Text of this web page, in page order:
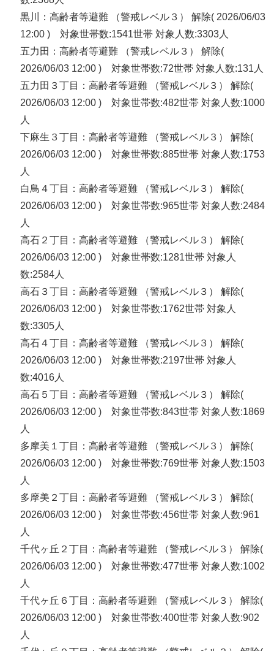
黒川：高齢者等避難 （警戒レベル３） 解除( 2026/06/03
12:00 ) 対象世帯数:1541世帯 対象人数:3303人
五力田：高齢者等避難 （警戒レベル３） 解除(
2026/06/03 12:00 ) 対象世帯数:72世帯 対象人数:131人
五力田３丁目：高齢者等避難 （警戒レベル３） 解除(
2026/06/03 12:00 ) 対象世帯数:482世帯 対象人数:1000
人
下麻生３丁目：高齢者等避難 （警戒レベル３） 解除(
2026/06/03 12:00 ) 対象世帯数:885世帯 対象人数:1753
人
白鳥４丁目：高齢者等避難 （警戒レベル３） 解除(
2026/06/03 12:00 ) 対象世帯数:965世帯 対象人数:2484
人
高石２丁目：高齢者等避難 （警戒レベル３） 解除(
2026/06/03 12:00 ) 対象世帯数:1281世帯 対象人
数:2584人
高石３丁目：高齢者等避難 （警戒レベル３） 解除(
2026/06/03 12:00 ) 対象世帯数:1762世帯 対象人
数:3305人
高石４丁目：高齢者等避難 （警戒レベル３） 解除(
2026/06/03 12:00 ) 対象世帯数:2197世帯 対象人
数:4016人
高石５丁目：高齢者等避難 （警戒レベル３） 解除(
2026/06/03 12:00 ) 対象世帯数:843世帯 対象人数:1869
人
多摩美１丁目：高齢者等避難 （警戒レベル３） 解除(
2026/06/03 12:00 ) 対象世帯数:769世帯 対象人数:1503
人
多摩美２丁目：高齢者等避難 （警戒レベル３） 解除(
2026/06/03 12:00 ) 対象世帯数:456世帯 対象人数:961
人
千代ヶ丘２丁目：高齢者等避難 （警戒レベル３） 解除(
2026/06/03 12:00 ) 対象世帯数:477世帯 対象人数:1002
人
千代ヶ丘６丁目：高齢者等避難 （警戒レベル３） 解除(
2026/06/03 12:00 ) 対象世帯数:400世帯 対象人数:902
人